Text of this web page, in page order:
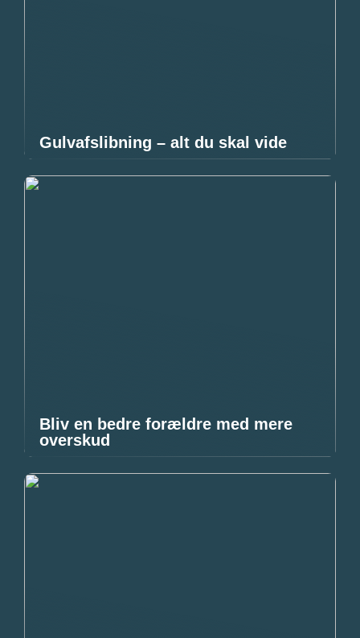
Gulvafslibning – alt du skal vide
Bliv en bedre forældre med mere
overskud